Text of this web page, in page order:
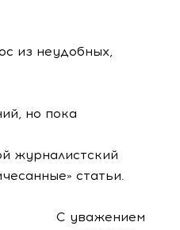
из неудобных,
но пока
журналистский
статьи.
С уважением